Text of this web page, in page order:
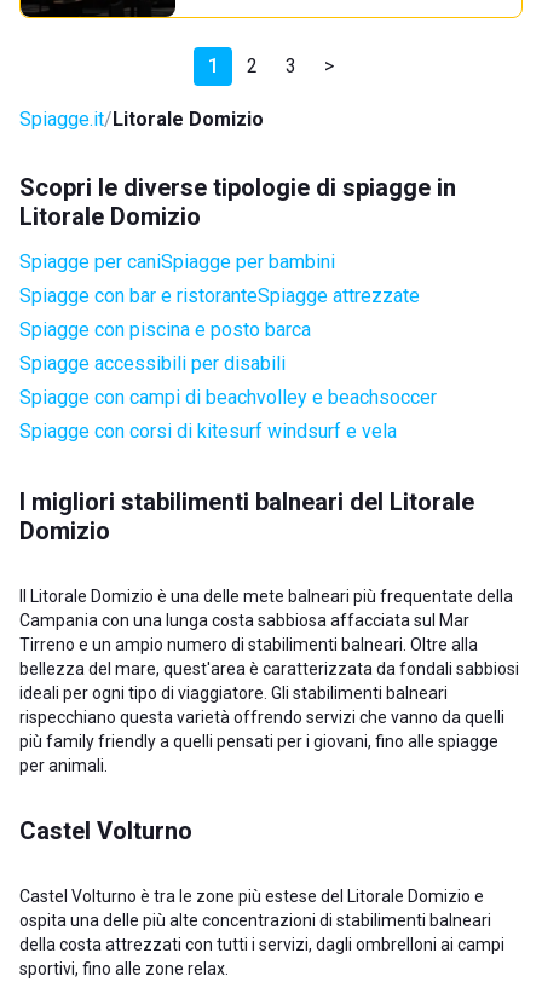
1 2 3 >
Spiagge.it Litorale Domizio
Scopri le diverse tipologie di spiagge in
Litorale Domizio
Spiagge per caniSpiagge per bambini
Spiagge con bar e ristoranteSpiagge attrezzate
Spiagge con piscina e posto barca
Spiagge accessibili per disabili
Spiagge con campi di beachvolley e beachsoccer
Spiagge con corsi di kitesurf windsurf e vela
I migliori stabilimenti balneari del Litorale
Domizio
Il Litorale Domizio è una delle mete balneari più frequentate della
Campania con una lunga costa sabbiosa affacciata sul Mar
Tirreno e un ampio numero di stabilimenti balneari. Oltre alla
bellezza del mare, quest'area è caratterizzata da fondali sabbiosi
ideali per ogni tipo di viaggiatore. Gli stabilimenti balneari
rispecchiano questa varietà offrendo servizi che vanno da quelli
più family friendly a quelli pensati per i giovani, fino alle spiagge
per animali.
Castel Volturno
Castel Volturno è tra le zone più estese del Litorale Domizio e
ospita una delle più alte concentrazioni di stabilimenti balneari
della costa attrezzati con tutti i servizi, dagli ombrelloni ai campi
sportivi, fino alle zone relax.